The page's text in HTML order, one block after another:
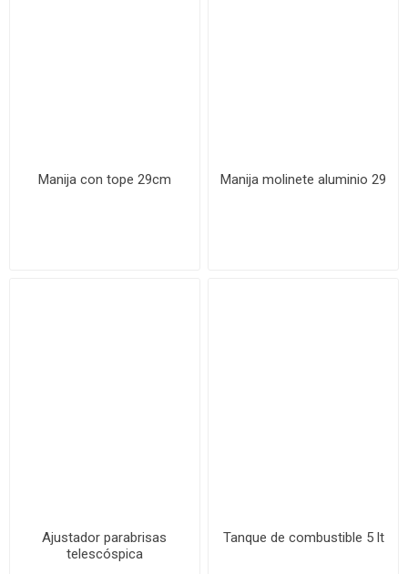
Manija con tope 29cm Manija molinete aluminio 29
Ajustador parabrisas
telescóspica
Tanque de combustible 5 lt